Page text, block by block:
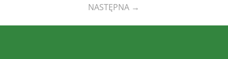
NASTĘPNA →